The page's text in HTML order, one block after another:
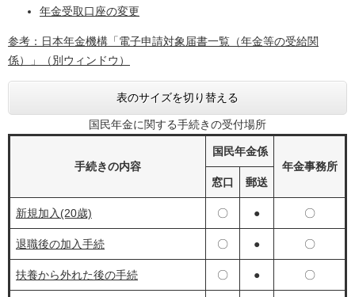
年金受取口座の変更
参考：日本年金機構「電子申請対象届書一覧（年金等の受給関
係）」（別ウィンドウ）
表のサイズを切り替える
国民年金に関する手続きの受付場所
手続きの内容
国民年金係
年金事務所
窓口
郵送
新規加入(20歳) 〇 ● 〇
退職後の加入手続 〇 ● 〇
扶養から外れた後の手続 〇 ● 〇